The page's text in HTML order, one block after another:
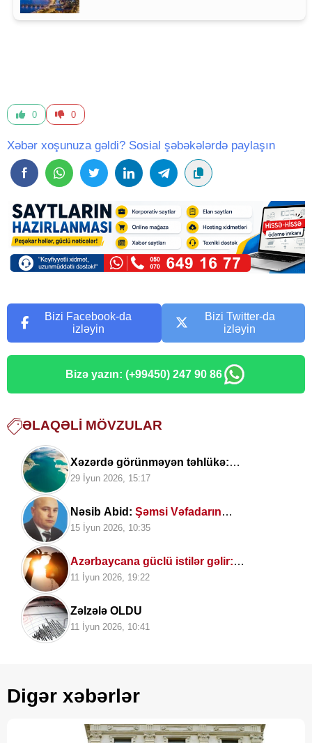
0 0
Xəbər xoşunuza gəldi? Sosial şəbəkələrdə paylaşın
Bizi Facebook-da
izləyin
Bizi Twitter-da
izləyin
Bizə yazın: (+99450) 247 90 86
ƏLAQƏLI MÖVZULAR
Xəzərdə görünməyən təhlükə:
Mütəxəssislərdən vacib xəbərdarlıq
29 İyun 2026, 15:17
Nəsib Abid: Şəmsi Vəfadarın
poeziyasında həyat fəlsəfəsi
15 İyun 2026, 10:35
Azərbaycana güclü istilər gəlir:
Temperatur 40 dərəcəyə çatacaq
11 İyun 2026, 19:22
Zəlzələ OLDU
11 İyun 2026, 10:41
Digər xəbərlər